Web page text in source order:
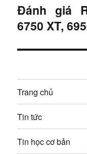
ư
g
b
à
i
ư
ớ
c
:
B
à
t
ế
p
Đánh giá
6750 XT,
Trang chủ
Tin tức
Tin học cơ bản